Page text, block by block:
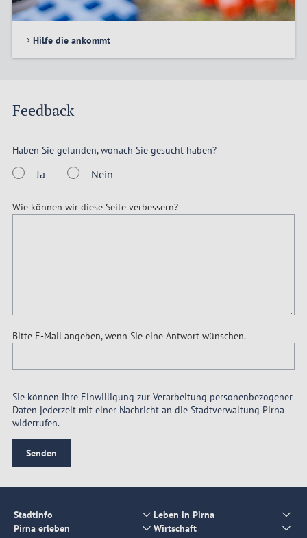
Hilfe die ankommt
Feedback
Haben Sie gefunden, wonach Sie gesucht haben?
Ja Nein
Wie können wir diese Seite verbessern?
Bitte E-Mail angeben, wenn Sie eine Antwort wünschen.
Sie können Ihre Einwilligung zur Verarbeitung personenbezogener
Daten jederzeit mit einer Nachricht an die Stadtverwaltung Pirna
widerrufen.
Senden
Stadtinfo
Leben in Pirna
Pirna erleben
Wirtschaft